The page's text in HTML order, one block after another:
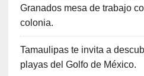
Granados mesa de trabajo
colonia.
Tamaulipas te invita a
playas del Golfo de México.